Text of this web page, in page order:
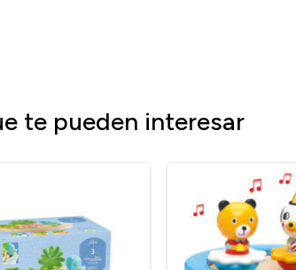
te pueden interesar